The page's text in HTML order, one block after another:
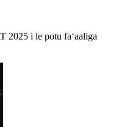
2025 i le potu faʻaaliga